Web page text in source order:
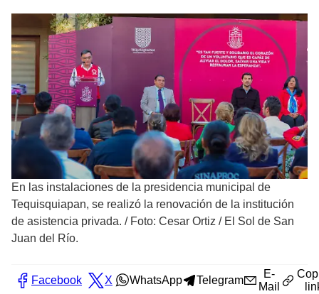
En las instalaciones de la presidencia municipal de
Tequisquiapan, se realizó la renovación de la institución
de asistencia privada. / Foto: Cesar Ortiz / El Sol de San
Juan del Río.
Facebook X WhatsApp Telegram
E-
Mail